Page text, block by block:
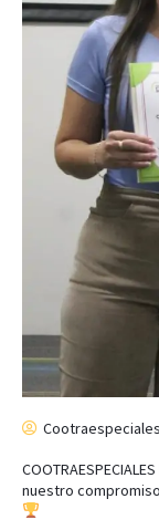
Cootraespeciales
nuestro